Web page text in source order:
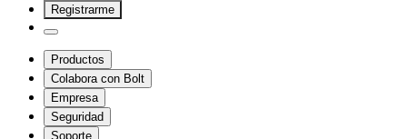
Registrarme
Productos
Colabora con Bolt
Empresa
Seguridad
Soporte